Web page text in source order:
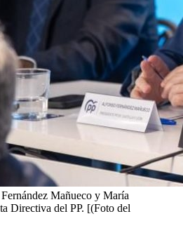
Mañueco y María
Directiva del PP. [(Foto del